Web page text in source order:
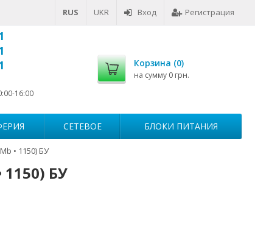
RUS UKR Вход Регистрация
16:00
Корзина (0)
на сумму 0 грн.
СЕТЕВОЕ БЛОКИ ПИТАНИЯ
• 1150) БУ
1150) БУ